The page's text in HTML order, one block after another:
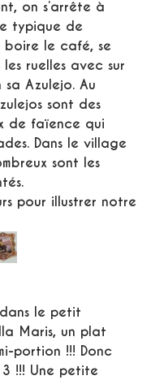
on s’arrête à
typique de
boire le café, se
ruelles avec sur
sa Azulejo. Au
sont des
de faïence qui
Dans le village
sont les
pour illustrer notre
le petit
Maris, un plat
portion !!! Donc
!!! Une petite